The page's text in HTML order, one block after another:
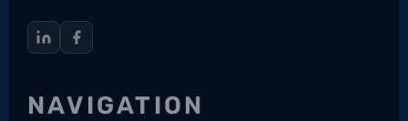
NAVIGATION